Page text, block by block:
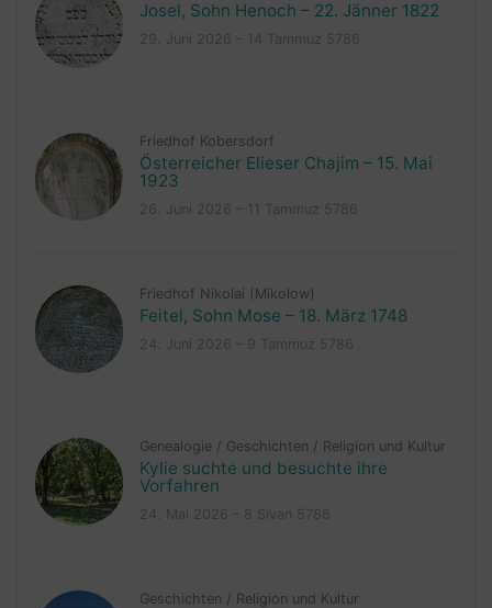
Josel, Sohn Henoch – 22. Jänner 1822
Friedhof Kobersdorf
Österreicher Elieser Chajim – 15. Mai
1923
Friedhof Nikolai (Mikolow)
Feitel, Sohn Mose – 18. März 1748
Genealogie / Geschichten / Religion und Kultur
Kylie suchte und besuchte ihre
Vorfahren
Geschichten / Religion und Kultur